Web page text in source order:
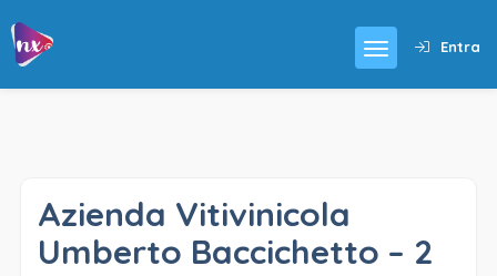
Entra
Azienda Vitivinicola
Umberto Baccichetto – 2